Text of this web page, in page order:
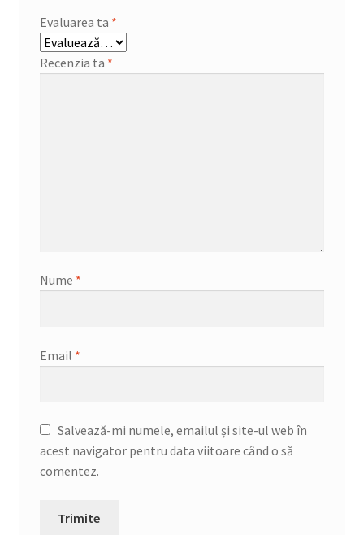
Evaluarea ta *
Recenzia ta *
Nume *
Email *
Salvează-mi numele, emailul și site-ul web în
acest navigator pentru data viitoare când o să
comentez.